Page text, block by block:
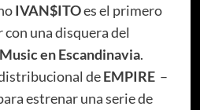
IVAN$ITOes el primero
con una disquera del
en Escandinavia.
deEMPIRE –
estrenar una serie de